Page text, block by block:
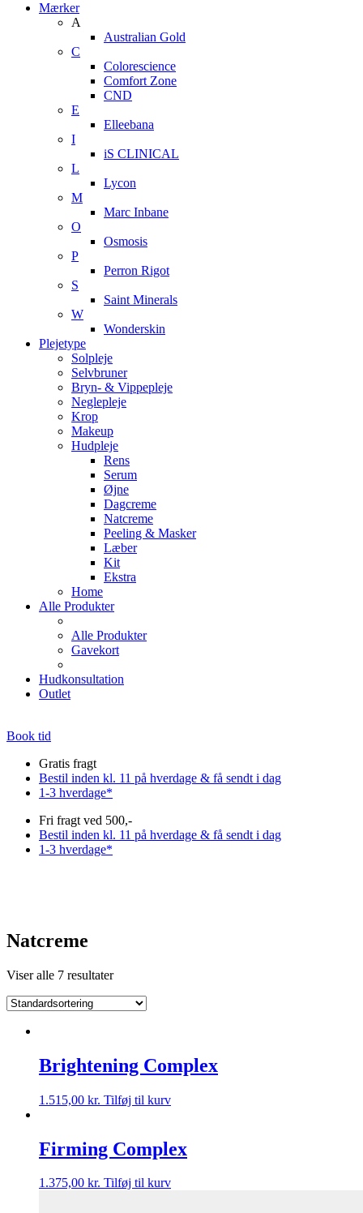
Mærker
A
Australian Gold
C
Colorescience
Comfort Zone
CND
E
Elleebana
I
iS CLINICAL
L
Lycon
M
Marc Inbane
O
Osmosis
P
Perron Rigot
S
Saint Minerals
W
Wonderskin
Plejetype
Solpleje
Selvbruner
Bryn- & Vippepleje
Neglepleje
Krop
Makeup
Hudpleje
Rens
Serum
Øjne
Dagcreme
Natcreme
Peeling & Masker
Læber
Kit
Ekstra
Home
Alle Produkter
Alle Produkter
Gavekort
Hudkonsultation
Outlet
Book tid
Gratis fragt
Bestil inden kl. 11 på hverdage & få sendt i dag
1-3 hverdage*
Fri fragt ved 500,-
Bestil inden kl. 11 på hverdage & få sendt i dag
1-3 hverdage*
Natcreme
Viser alle 7 resultater
Brightening Complex
1.515,00 kr. Tilføj til kurv
Firming Complex
1.375,00 kr. Tilføj til kurv